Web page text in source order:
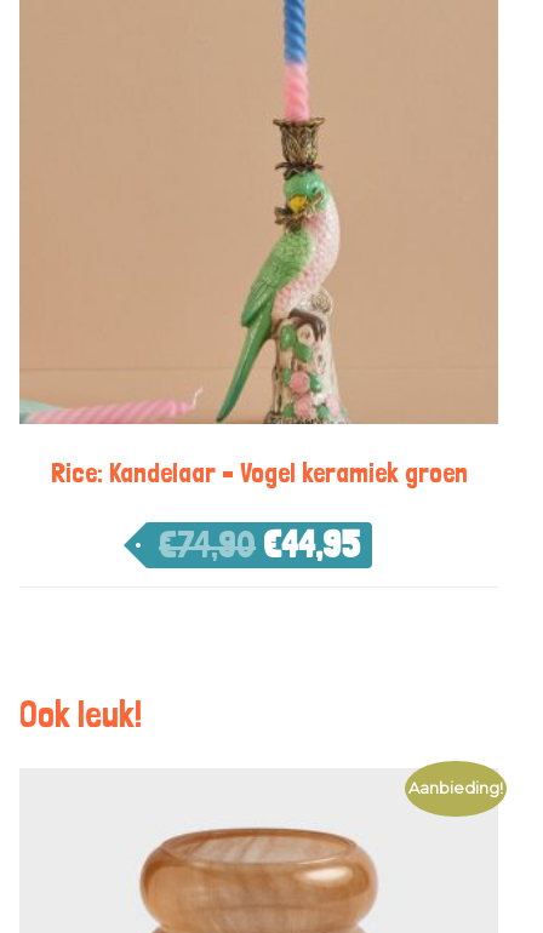
Rice: Kandelaar – Vogel keramiek groen
€74,90 €44,95
Ook leuk!
Aanbieding!